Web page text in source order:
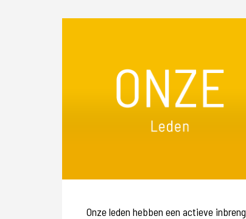
Onze leden hebben een actieve inbreng